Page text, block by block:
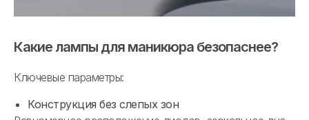
Какие лампы для маникюра безопаснее?
Ключевые параметры:
Конструкция без слепых зон